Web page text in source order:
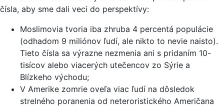
čísla, aby sme dali veci do perspektívy:
Moslimovia tvoria iba zhruba 4 percentá populácie
(odhadom 9 miliónov ľudí, ale nikto to nevie naisto).
Tieto čísla sa výrazne nezmenia ani s pridaním 10-
tisícov alebo viacerých utečencov zo Sýrie a
Blízkeho východu;
V Amerike zomrie oveľa viac ľudí na dôsledok
strelného poranenia od neteroristického Američana